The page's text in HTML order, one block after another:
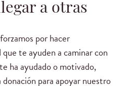
a otras
por hacer
te ayuden a caminar con
ha ayudado o motivado,
donación para apoyar nuestro